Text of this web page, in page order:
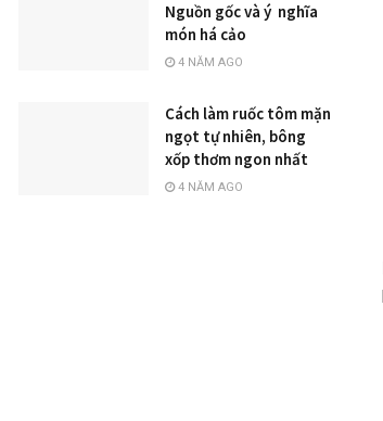
Nguồn gốc và ý nghĩa
món há cảo
4 NĂM AGO
Cách làm ruốc tôm mặn
ngọt tự nhiên, bông
xốp thơm ngon nhất
4 NĂM AGO